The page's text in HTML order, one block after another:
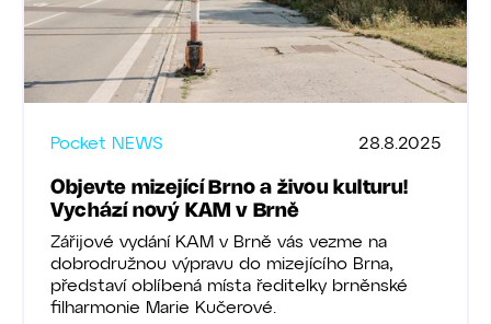
Pocket NEWS 28.8.2025
Objevte mizející Brno a živou kulturu!
Vychází nový KAM v Brně
Zářijové vydání KAM v Brně vás vezme na
dobrodružnou výpravu do mizejícího Brna,
představí oblíbená místa ředitelky brněnské
filharmonie Marie Kučerové.